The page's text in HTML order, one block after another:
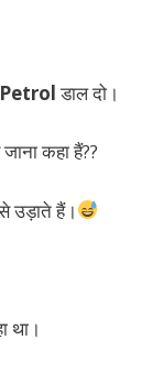
Petrolडाल दो।
कहा हैं??
उड़ाते हैं।
था।